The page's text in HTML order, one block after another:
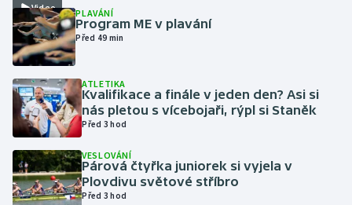
Házená
Jezdectví
Judo
Krasobruslení
Lezení
Video PLAVÁNÍ
Program ME v plavání
Před 49 min
ATLETIKA
Kvalifikace a finále v jeden den? Asi si
nás pletou s vícebojaři, rýpl si Staněk
Před 3 hod
VESLOVÁNÍ
Párová čtyřka juniorek si vyjela v
Plovdivu světové stříbro
Před 3 hod